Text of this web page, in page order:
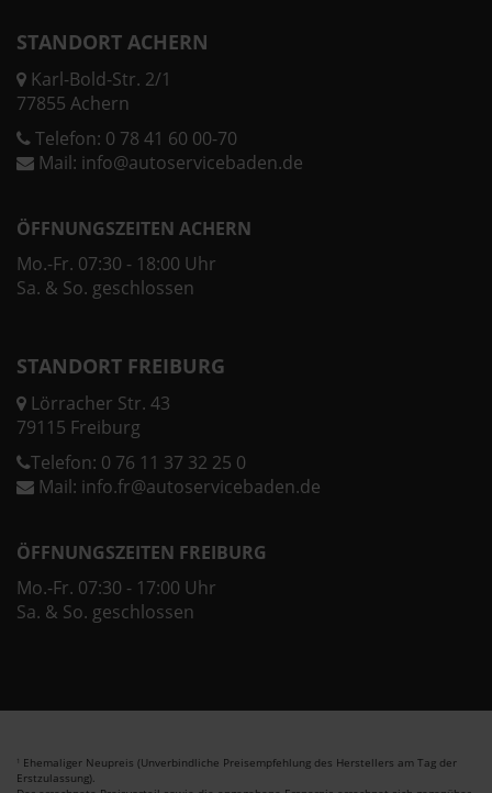
STANDORT ACHERN
Karl-Bold-Str. 2/1
77855 Achern
Telefon: 0 78 41 60 00-70
Mail: info@autoservicebaden.de
ÖFFNUNGSZEITEN ACHERN
Mo.-Fr. 07:30 - 18:00 Uhr
Sa. & So. geschlossen
STANDORT FREIBURG
Lörracher Str. 43
79115 Freiburg
Telefon: 0 76 11 37 32 25 0
Mail: info.fr@autoservicebaden.de
ÖFFNUNGSZEITEN FREIBURG
Mo.-Fr. 07:30 - 17:00 Uhr
Sa. & So. geschlossen
1 Ehemaliger Neupreis (Unverbindliche Preisempfehlung des Herstellers am Tag der
Erstzulassung).